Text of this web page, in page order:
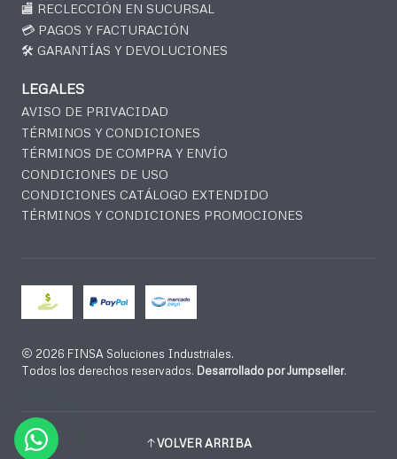
🏬 RECLECCIÓN EN SUCURSAL
💳 PAGOS Y FACTURACIÓN
🛠️ GARANTÍAS Y DEVOLUCIONES
LEGALES
AVISO DE PRIVACIDAD
TÉRMINOS Y CONDICIONES
TÉRMINOS DE COMPRA Y ENVÍO
CONDICIONES DE USO
CONDICIONES CATÁLOGO EXTENDIDO
TÉRMINOS Y CONDICIONES PROMOCIONES
2026 FINSA Soluciones Industriales.
Todos los derechos reservados. Desarrollado por Jumpseller.
VOLVER ARRIBA